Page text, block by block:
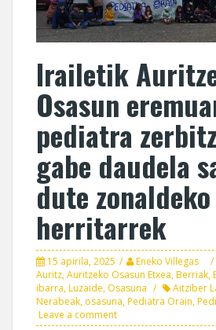
Irailetik
Osasun
pediatra
gabe daudela
dute
herritarrek
15 apirila, 2025 Eneko Villegas
Auritz,Auritzeko Osasun Etxea,Berriak,
ibarra,Luzaide, Osasuna Aitziber
Nerabeak, osasuna,Pediatra Orain,
Leave a comment